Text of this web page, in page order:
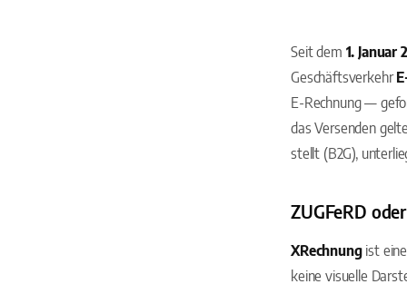
Seit dem 1. Januar
Geschäftsverkehr
E-Rechnung —
das Versenden
stellt (B2G),
ZUGFeRD
XRechnungist
keine visuelle